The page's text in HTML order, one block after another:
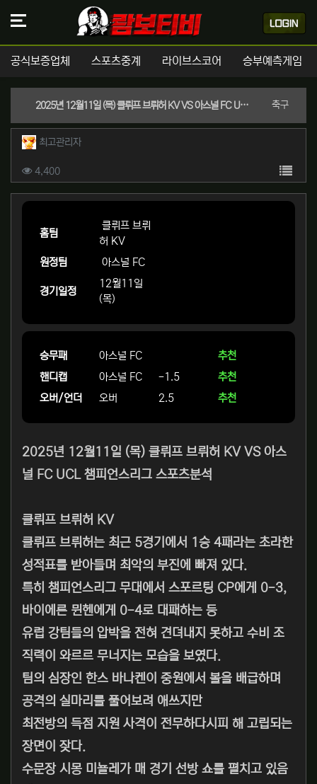
공식보증업체 스포츠중계 라이브스코어 승부예측게임
2025년 12월11일 (목) 클뤼프 브뤼허 KV VS 아스널 FC UCL 챔피언스리그 스포츠분석 축구분류
작성자 정보
최고관리자작성
컨텐츠 정보
4,400조회 목록
본문
홈팀
클뤼프 브뤼
허 KV
원정팀
아스널 FC
경기일정
12월11일
(목)
승무패 아스널 FC
추천
핸디캡
아스널 FC -1.5
추천
오버/언더
오버 2.5 추천
2025년 12월11일 (목) 클뤼프 브뤼허 KV VS 아스
널 FC UCL 챔피언스리그 스포츠분석
클뤼프 브뤼허 KV
클뤼프 브뤼허는 최근 5경기에서 1승 4패라는 초라한
성적표를 받아들며 최악의 부진에 빠져 있다.
특히 챔피언스리그 무대에서 스포르팅 CP에게 0-3,
바이에른 뮌헨에게 0-4로 대패하는 등
유럽 강팀들의 압박을 전혀 견뎌내지 못하고 수비 조
직력이 와르르 무너지는 모습을 보였다.
팀의 심장인 한스 바나켄이 중원에서 볼을 배급하며
공격의 실마리를 풀어보려 애쓰지만
최전방의 득점 지원 사격이 전무하다시피 해 고립되는
장면이 잦다.
수문장 시몽 미뇰레가 매 경기 선방 쇼를 펼치고 있음